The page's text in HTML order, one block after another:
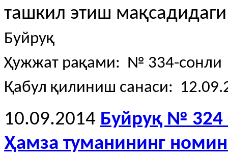
ташкил этиш
Буйруқ
Ҳужжат рақами: № 334-сонли
Қабул қилиниш санаси:
10.09.2014 Буйруқ № 324
Ҳамза туманининг